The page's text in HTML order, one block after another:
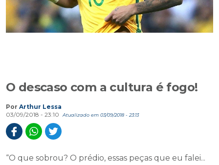
O descaso com a cultura é fogo!
Por Arthur Lessa
03/09/2018 - 23:10
Atualizado em 03/09/2018 - 23:13
“O que sobrou? O prédio, essas peças que eu falei...